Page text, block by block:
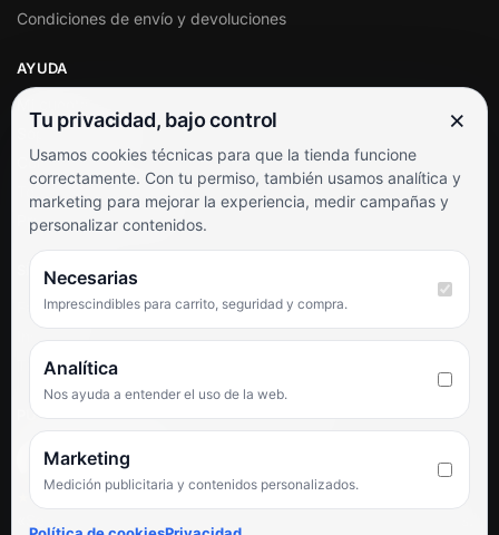
Condiciones de envío y devoluciones
AYUDA
Soporte al cliente
Contacto
Términos y condiciones
Preguntas frecuentes
SÍGUENOS
Facebook
TikTok
PUNTUACIÓN DE 4,6 SOBRE 5 EN GOOGLE
★★★★★
Tu privacidad, bajo control ×
Usamos cookies técnicas para que la tienda funcione
correctamente. Con tu permiso, también usamos analítica y
marketing para mejorar la experiencia, medir campañas y
personalizar contenidos.
Necesarias
Imprescindibles para carrito, seguridad y compra.
Analítica
Nos ayuda a entender el uso de la web.
Marketing
Medición publicitaria y contenidos personalizados.